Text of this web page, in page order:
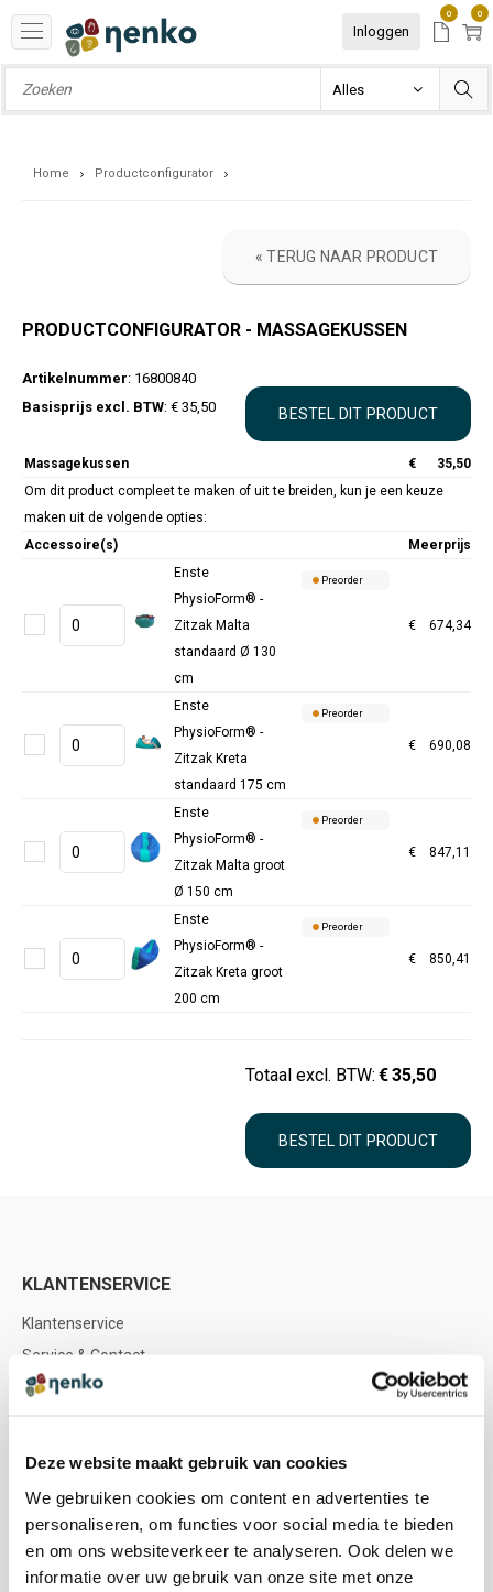
Deze website maakt gebruik van cookies
We gebruiken cookies om content en advertenties te
personaliseren, om functies voor social media te bieden
en om ons websiteverkeer te analyseren. Ook delen we
informatie over uw gebruik van onze site met onze
Inloggen
0 0
Home Productconfigurator
« TERUG NAAR PRODUCT
PRODUCTCONFIGURATOR - MASSAGEKUSSEN
Artikelnummer: 16800840
Basisprijs excl. BTW: € 35,50
Massagekussen €
35,50
Om dit product compleet te maken of uit te breiden, kun je een keuze
maken uit de volgende opties:
Accessoire(s)
Meerprijs
Enste
PhysioForm® -
Zitzak Malta
standaard Ø 130
cm
Preorder
€ 674,34
Enste
PhysioForm® -
Zitzak Kreta
standaard 175 cm
Preorder
€ 690,08
Enste
PhysioForm® -
Zitzak Malta groot
Ø 150 cm
Preorder
€ 847,11
Enste
PhysioForm® -
Zitzak Kreta groot
200 cm
Preorder
€ 850,41
Totaal excl. BTW: €35,50
KLANTENSERVICE
Klantenservice
Service & Contact
Bestellen & Betalen
Nenko account
NENKO